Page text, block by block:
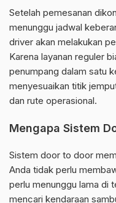
Setelah pemesanan
menunggu jadwal
driver akan melakukan
Karena layanan reguler
penumpang dalam satu
menyesuaikan titik
dan rute operasional.
Mengapa Sistem
Sistem door to door
Anda tidak perlu
perlu menunggu lama di
mencari kendaraan